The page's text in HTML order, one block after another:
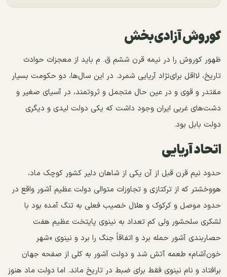
کوروش آزادی‌بخش
ظهور کوروش را در نیمه قرن ششم ق. م باید از معجزات حوادث
تاریخ، لااقل برای‌نژاد آریایی شمرد. در این سال‌ها، دو حکومت بسیار
مقتدر و قوی و در عین حال متجمل و ثروتمند، در آسیای صغیر و
دشت‌های غربی ایران وجود داشت که یکی دولت لیدی و دیگری
دولت بابل بود.
اتحاد آریایی
حدود نیم قرن قبل از آن یکی از شاهان دلیر کشور کوچک ماد،
هووخشتر که از ترکتازی و تجاوزات متوالی دولت عظیم آشور واقع در
حدود موصل و کرکوک و هلال خصیب فعلی به تنگ آمده بود با
لشکری سلحشور ولی کم تعداد به نینوی پایتخت عظیم هفت
حصاربندی آشور حمله برد و اتفاقاً‌ جنگ را برد و نینوی «شهر
خون‌آشام» طعمه آتش شد و دولت آشور به کلی از صفحه جهان
برافتاد و نام نینوی فقط برای ضبط در تاریخ ماند. اما دولت ماد هنوز